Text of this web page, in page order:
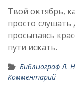
Твой октябрь,
просто
просыпаясь
пути искать.
Библиограф Л.
Комментарий